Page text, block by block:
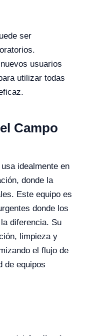
ser
usuarios
utilizar todas
Campo
idealmente en
donde la
Este equipo es
donde los
diferencia. Su
limpieza y
el flujo de
de equipos